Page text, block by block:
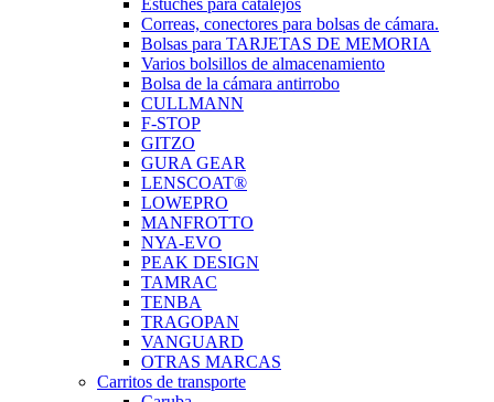
Estuches para catalejos
Correas, conectores para bolsas de cámara.
Bolsas para TARJETAS DE MEMORIA
Varios bolsillos de almacenamiento
Bolsa de la cámara antirrobo
CULLMANN
F-STOP
GITZO
GURA GEAR
LENSCOAT®
LOWEPRO
MANFROTTO
NYA-EVO
PEAK DESIGN
TAMRAC
TENBA
TRAGOPAN
VANGUARD
OTRAS MARCAS
Carritos de transporte